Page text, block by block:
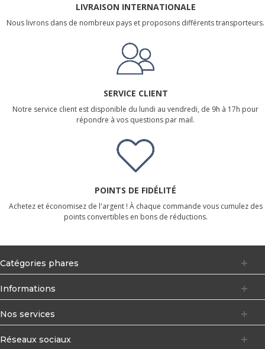
LIVRAISON INTERNATIONALE
Nous livrons dans de nombreux pays et proposons différents transporteurs.
SERVICE CLIENT
Notre service client est disponible du lundi au vendredi, de 9h à 17h pour
répondre à vos questions par mail.
POINTS DE FIDÉLITÉ
Achetez et économisez de l'argent ! À chaque commande vous cumulez des
points convertibles en bons de réductions.
Catégories phares
Informations
Nos services
Réseaux sociaux